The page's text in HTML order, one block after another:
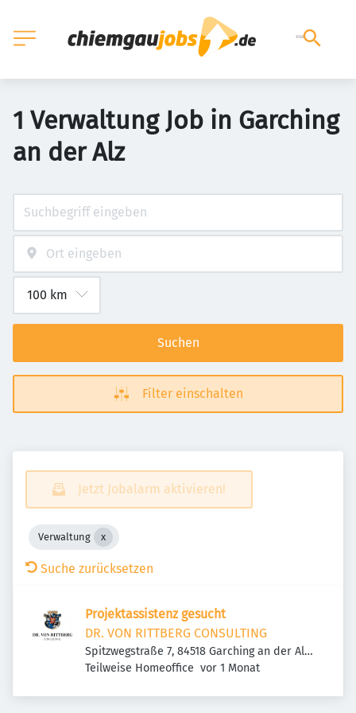
1 Verwaltung Job in Garching
an der Alz
Suchen
Filter einschalten
Jetzt Jobalarm aktivieren!
Verwaltung
Suche zurücksetzen
Projektassistenz gesucht
DR. VON RITTBERG CONSULTING
Spitzwegstraße 7, 84518 Garching an der Alz,
Deutschland
Teilweise Homeoffice Veröffentlicht
vor 1 Monat